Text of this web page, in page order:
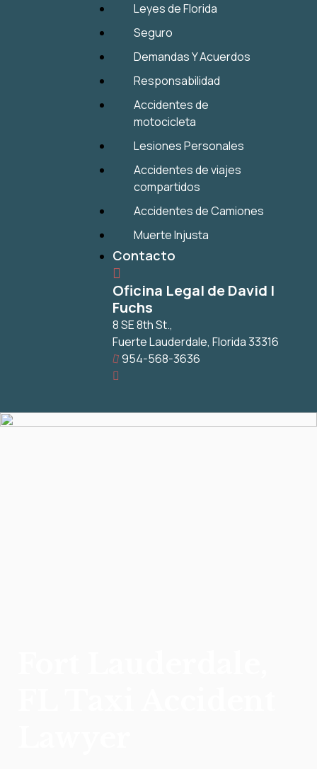
Leyes de Florida
Seguro
Demandas Y Acuerdos
Responsabilidad
Accidentes de
motocicleta
Lesiones Personales
Accidentes de viajes
compartidos
Accidentes de Camiones
Muerte Injusta
Contacto
Oficina Legal de David I
Fuchs
8 SE 8th St.,
Fuerte Lauderdale, Florida33316
954-568-3636